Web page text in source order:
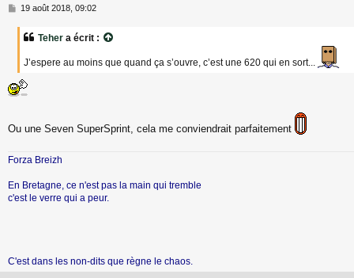
M
e
19 août 2018, 09:02
Teher a écrit :
J’espere au moins que quand ça s’ouvre, c’est une 620 qui en sort...
Ou une Seven SuperSprint, cela me conviendrait parfaitement
Forza Breizh
En Bretagne, ce n'est pas la main qui tremble
c'est le verre qui a peur.
C'est dans les non-dits que règne le chaos.